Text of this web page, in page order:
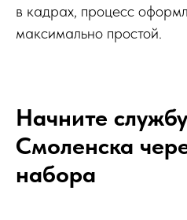
в кадрах, процесс
максимально простой.
Начните
Смоленска
набора